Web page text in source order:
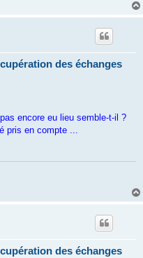
des échanges
encore eu lieu semble-t-il ?
pris en compte ...
des échanges